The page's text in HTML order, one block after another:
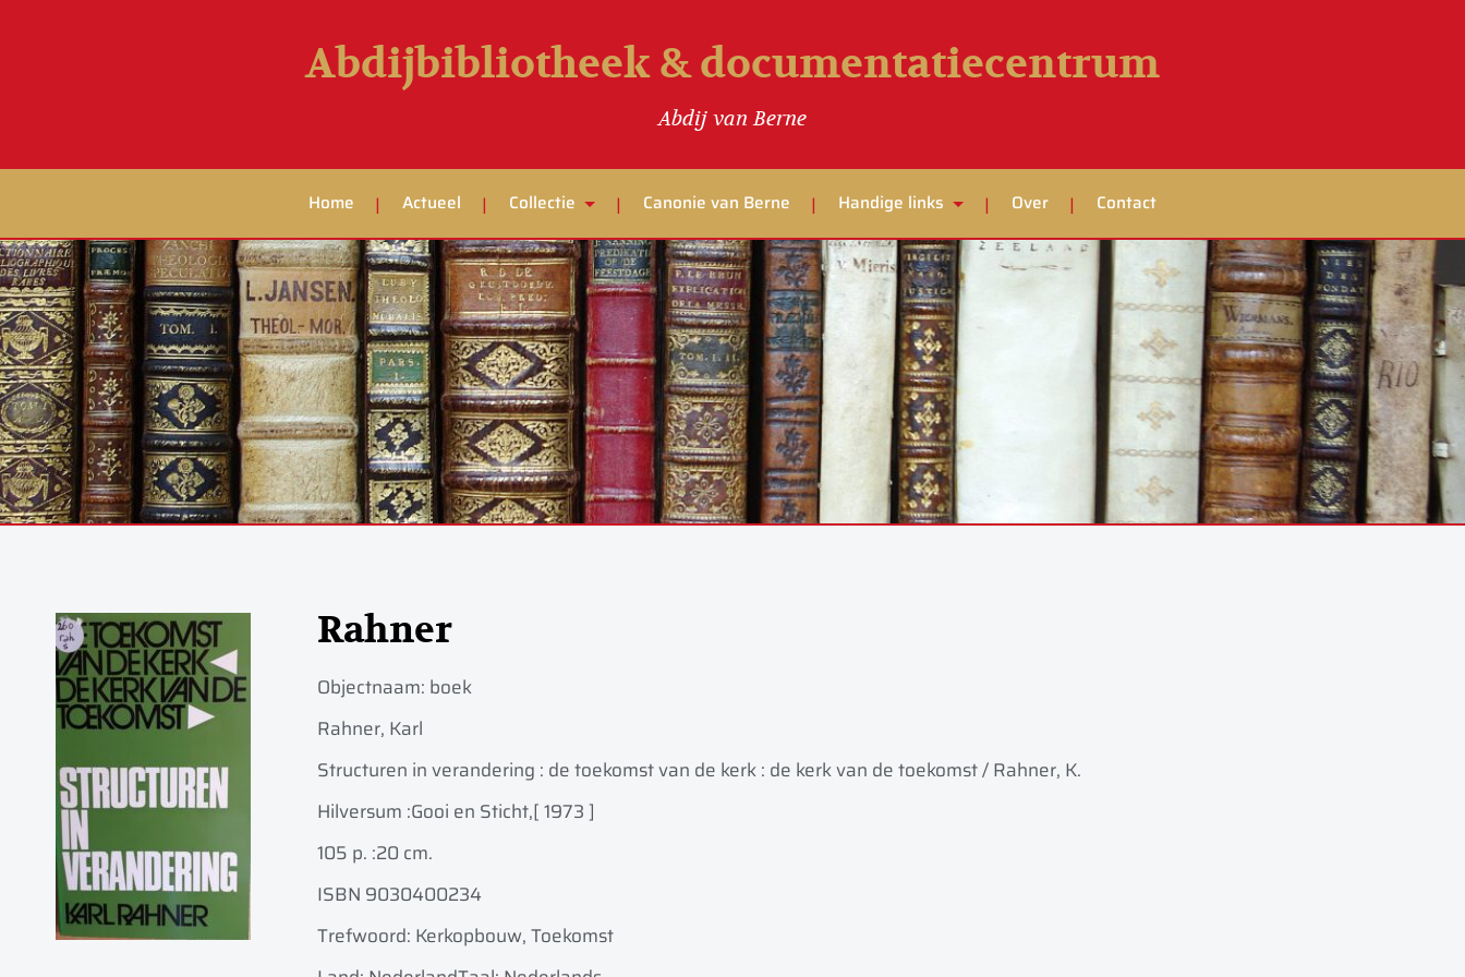
Abdijbibliotheek & documentatiecentrum
Abdij van Berne
Home Actueel Collectie Canonie van Berne Handige links Over Contact
Rahner
Objectnaam: boek
Rahner, Karl
Structuren in verandering : de toekomst van de kerk : de kerk van de toekomst / Rahner, K.
Hilversum :Gooi en Sticht,[ 1973 ]
105 p. :20 cm.
ISBN 9030400234
Trefwoord: Kerkopbouw, Toekomst